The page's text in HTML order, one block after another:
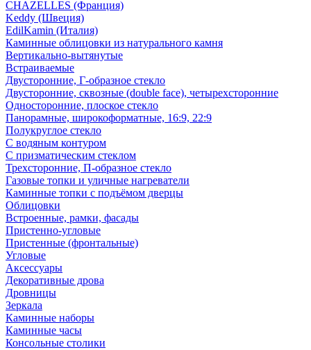
CHAZELLES (Франция)
Keddy (Швеция)
EdilKamin (Италия)
Каминные облицовки из натурального камня
Вертикально-вытянутые
Встраиваемые
Двусторонние, Г-образное стекло
Двусторонние, сквозные (double face), четырехсторонние
Односторонние, плоское стекло
Панорамные, широкоформатные, 16:9, 22:9
Полукруглое стекло
С водяным контуром
С призматическим стеклом
Трехсторонние, П-образное стекло
Газовые топки и уличные нагреватели
Каминные топки с подъёмом дверцы
Облицовки
Встроенные, рамки, фасады
Пристенно-угловые
Пристенные (фронтальные)
Угловые
Аксессуары
Декоративные дрова
Дровницы
Зеркала
Каминные наборы
Каминные часы
Консольные столики